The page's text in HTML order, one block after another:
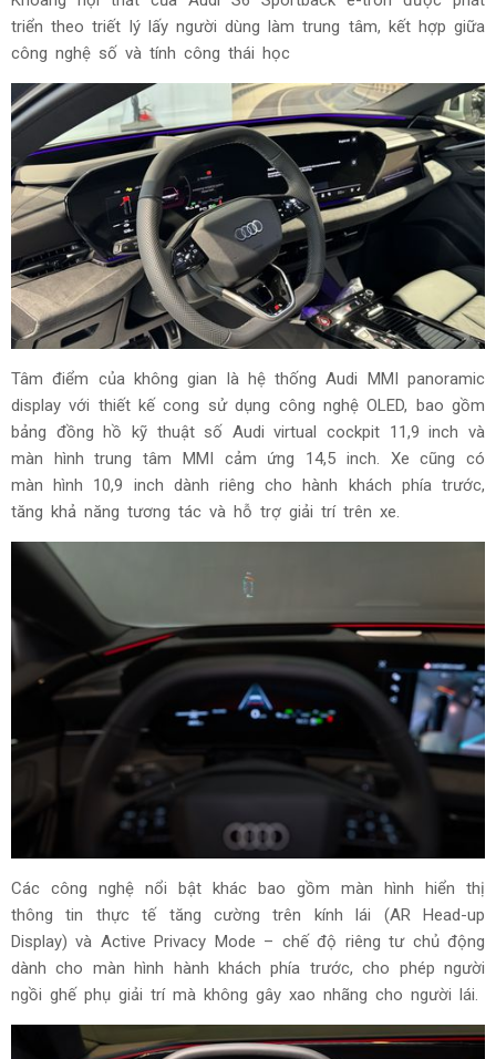
Khoang nội thất của Audi S6 Sportback e-tron được phát
triển theo triết lý lấy người dùng làm trung tâm, kết hợp giữa
công nghệ số và tính công thái học
Tâm điểm của không gian là hệ thống Audi MMI panoramic
display với thiết kế cong sử dụng công nghệ OLED, bao gồm
bảng đồng hồ kỹ thuật số Audi virtual cockpit 11,9 inch và
màn hình trung tâm MMI cảm ứng 14,5 inch. Xe cũng có
màn hình 10,9 inch dành riêng cho hành khách phía trước,
tăng khả năng tương tác và hỗ trợ giải trí trên xe.